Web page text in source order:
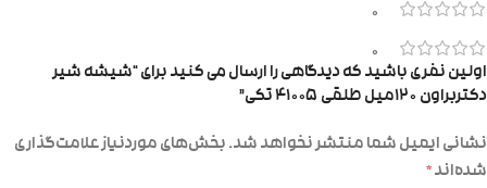
0
0
اولین نفری باشید که دیدگاهی را ارسال می کنید برای “شیشه شیر
دکتربراون ۱۲۰میل طلقی ۴۱۰۰۵ تکی”
نشانی ایمیل شما منتشر نخواهد شد.بخش‌های موردنیاز علامت‌گذاری
شده‌اند*